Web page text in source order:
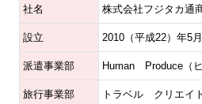
社名 株式会社フジタカ通
設立 2010（平成22）年5
派遣事業部 Human Produce（
旅行事業部 トラベル クリエイト